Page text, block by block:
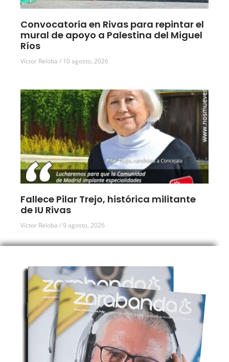
Convocatoria en Rivas para repintar el
mural de apoyo a Palestina del Miguel
Ríos
Víctor Reloba 10 agosto, 2026
Fallece Pilar Trejo, histórica militante
de IU Rivas
Víctor Reloba 9 agosto, 2026